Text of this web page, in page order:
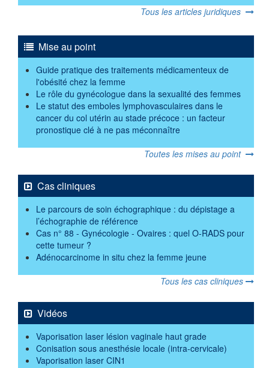
Tous les articles juridiques
Mise au point
Guide pratique des traitements médicamenteux de
l'obésité chez la femme
Le rôle du gynécologue dans la sexualité des femmes
Le statut des emboles lymphovasculaires dans le
cancer du col utérin au stade précoce : un facteur
pronostique clé à ne pas méconnaître
Toutes les mises au point
Cas cliniques
Le parcours de soin échographique : du dépistage a
l’échographie de référence
Cas n° 88 - Gynécologie - Ovaires : quel O-RADS pour
cette tumeur ?
Adénocarcinome in situ chez la femme jeune
Tous les cas cliniques
Vidéos
Vaporisation laser lésion vaginale haut grade
Conisation sous anesthésie locale (intra-cervicale)
Vaporisation laser CIN1